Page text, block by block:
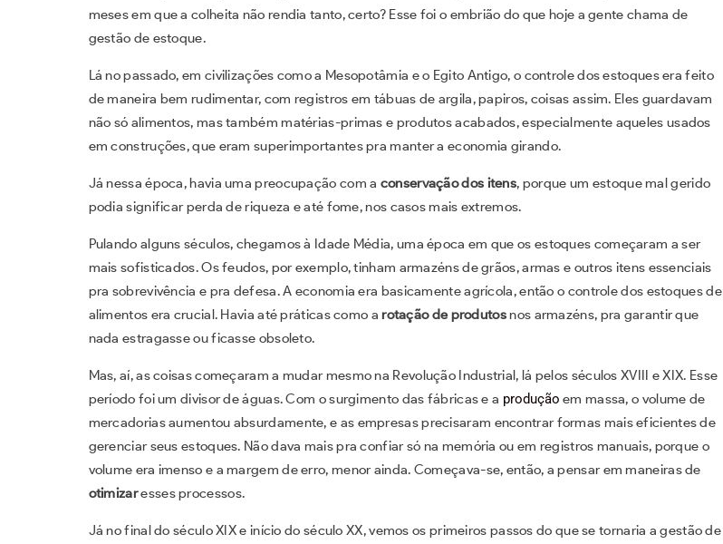
meses em que a colheita não rendia tanto, certo? Esse foi o embrião do que hoje a gente chama de
gestão de estoque.
Lá no passado, em civilizações como a Mesopotâmia e o Egito Antigo, o controle dos estoques era feito
de maneira bem rudimentar, com registros em tábuas de argila, papiros, coisas assim. Eles guardavam
não só alimentos, mas também matérias-primas e produtos acabados, especialmente aqueles usados
em construções, que eram superimportantes pra manter a economia girando.
Já nessa época, havia uma preocupação com a conservação dos itens, porque um estoque mal gerido
podia significar perda de riqueza e até fome, nos casos mais extremos.
Pulando alguns séculos, chegamos à Idade Média, uma época em que os estoques começaram a ser
mais sofisticados. Os feudos, por exemplo, tinham armazéns de grãos, armas e outros itens essenciais
pra sobrevivência e pra defesa. A economia era basicamente agrícola, então o controle dos estoques de
alimentos era crucial. Havia até práticas como arotação de produtosnos armazéns, pra garantir que
nada estragasse ou ficasse obsoleto.
Mas, aí, as coisas começaram a mudar mesmo na Revolução Industrial, lá pelos séculos XVIII e XIX. Esse
período foi um divisor de águas. Com o surgimento das fábricas e a produção em massa, o volume de
mercadorias aumentou absurdamente, e as empresas precisaram encontrar formas mais eficientes de
gerenciar seus estoques. Não dava mais pra confiar só na memória ou em registros manuais, porque o
volume era imenso e a margem de erro, menor ainda. Começava-se, então, a pensar em maneiras de
otimizaresses processos.
Já no final do século XIX e início do século XX, vemos os primeiros passos do que se tornaria a gestão de